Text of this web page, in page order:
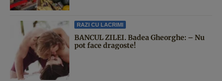
RAZI CU LACRIMI
BANCUL ZILEI. Badea Gheorghe: – Nu
pot face dragoste!